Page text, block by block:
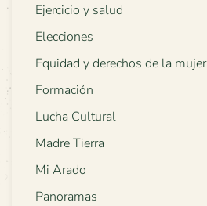
Ejercicio y salud
Elecciones
Equidad y derechos de la mujer
Formación
Lucha Cultural
Madre Tierra
Mi Arado
Panoramas